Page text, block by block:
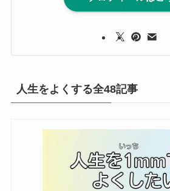
人生をよくする全48記事